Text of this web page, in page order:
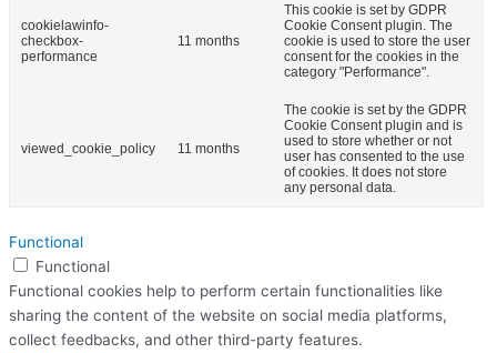
cookielawinfo-
checkbox-
performance
11 months
This cookie is set by GDPR
Cookie Consent plugin. The
cookie is used to store the user
consent for the cookies in the
category "Performance".
viewed_cookie_policy 11 months
The cookie is set by the GDPR
Cookie Consent plugin and is
used to store whether or not
user has consented to the use
of cookies. It does not store
any personal data.
Functional
Functional
Functional cookies help to perform certain functionalities like
sharing the content of the website on social media platforms,
collect feedbacks, and other third-party features.